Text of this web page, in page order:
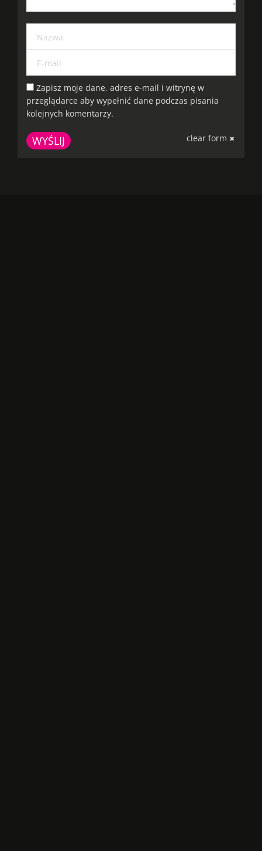
Nazwa
E-mail
Zapisz moje dane, adres e-mail i witrynę w
przeglądarce aby wypełnić dane podczas pisania
kolejnych komentarzy.
clear form